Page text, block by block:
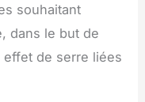
souhaitant
dans le but de
de serre liées